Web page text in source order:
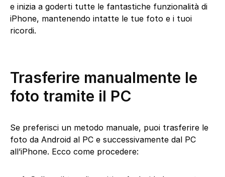
e inizia a goderti tutte le fantastiche funzionalità di
iPhone, mantenendo intatte le tue foto e i tuoi
ricordi.
Trasferire manualmente le
foto tramite il PC
Se preferisci un metodo manuale, puoi trasferire le
foto da Android al PC e successivamente dal PC
all’iPhone. Ecco come procedere: